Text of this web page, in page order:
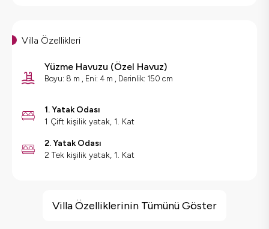
Villa Özellikleri
Yüzme Havuzu (Özel Havuz)
Boyu: 8 m , Eni: 4 m , Derinlik: 150 cm
1. Yatak Odası
1 Çift kişilik yatak, 1. Kat
2. Yatak Odası
2 Tek kişilik yatak, 1. Kat
BarbeküVilla Özelliklerinin Tümünü Göster